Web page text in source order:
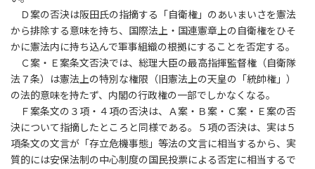
Ｄ案の否決は阪田氏の指摘する「自衛権」のあいまいさを憲法
から排除する意味を持ち、国際法上・国連憲章上の自衛権をひそ
かに憲法内に持ち込んで軍事組織の根拠にすることを否定する。
Ｃ案・Ｅ案条文否決では、総理大臣の最高指揮監督権（自衛隊
法７条）は憲法上の特別な権限（旧憲法上の天皇の「統帥権」）
の法的意味を持たず、内閣の行政権の一部でしかなくなる。
Ｆ案条文の３項・４項の否決は、Ａ案・Ｂ案・Ｃ案・Ｅ案の否
決について指摘したところと同様である。５項の否決は、実は５
項条文の文言が「存立危機事態」等法の文言に相当するから、実
質的には安保法制の中心制度の国民投票による否定に相当するで